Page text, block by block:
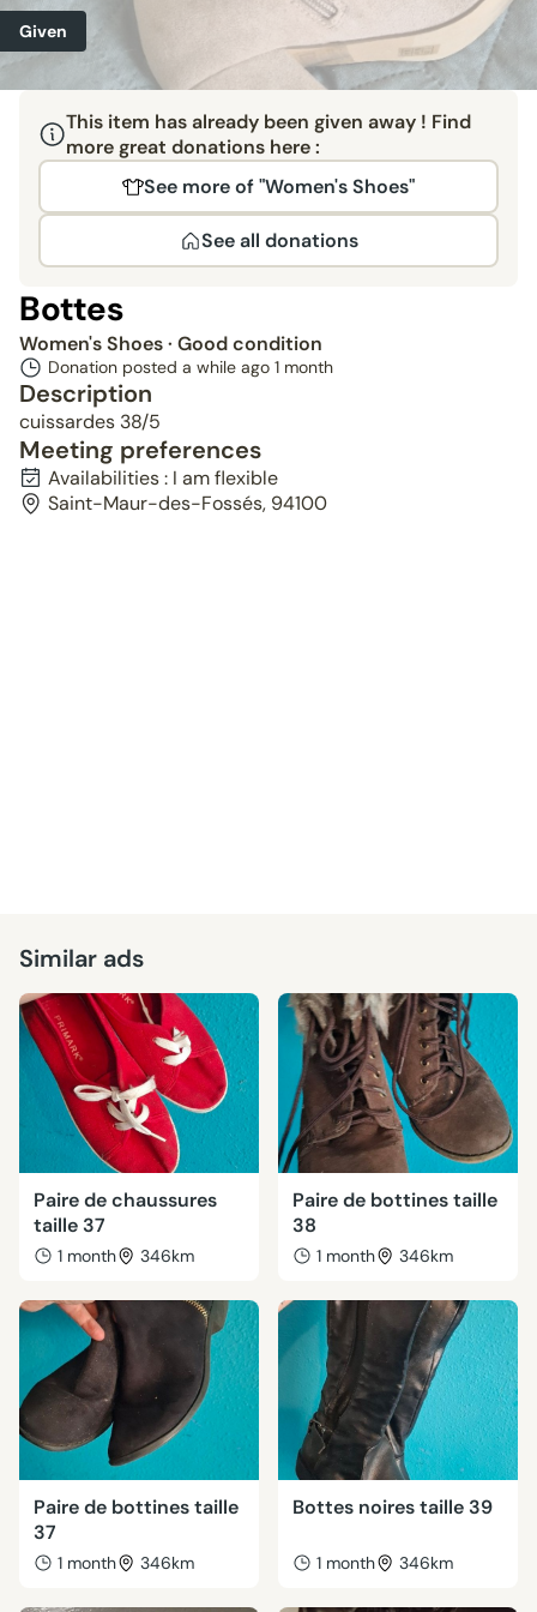
Given
This item has already been given away ! Find
more great donations here :
See more of "Women's Shoes"
See all donations
Bottes
Women's Shoes· Good condition
Donation posted a while ago 1 month
Description
cuissardes 38/5
Meeting preferences
Availabilities : I am flexible
Saint-Maur-des-Fossés, 94100
Similar ads
Paire de chaussures
taille 37
1 month 346km
Paire de bottines taille
38
1 month 346km
Paire de bottines taille
37
1 month 346km
Bottes noires taille 39
1 month 346km